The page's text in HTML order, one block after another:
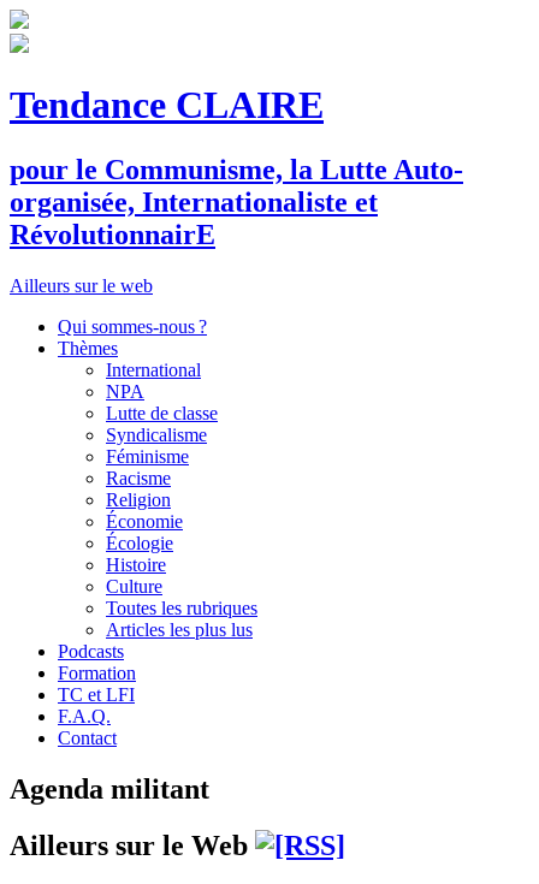
Tendance CLAIRE
pour le Communisme, la Lutte Auto-
organisée, Internationaliste et
RévolutionnairE
Ailleurs sur le web
Qui sommes-nous ?
Thèmes
International
NPA
Lutte de classe
Syndicalisme
Féminisme
Racisme
Religion
Économie
Écologie
Histoire
Culture
Toutes les rubriques
Articles les plus lus
Podcasts
Formation
TC et LFI
F.A.Q.
Contact
Agenda militant
Ailleurs sur le Web